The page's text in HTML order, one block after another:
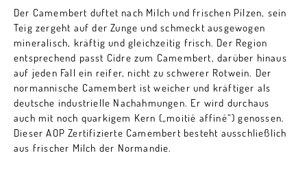
Der Camembert duftet nach Milch und frischen Pilzen, sein
Teig zergeht auf der Zunge und schmeckt ausgewogen
mineralisch, kräftig und gleichzeitig frisch. Der Region
entsprechend passt Cidre zum Camembert, darüber hinaus
auf jeden Fall ein reifer, nicht zu schwerer Rotwein. Der
normannische Camembert ist weicher und kräftiger als
deutsche industrielle Nachahmungen. Er wird durchaus
auch mit noch quarkigem Kern („moitié affiné“) genossen.
Dieser AOP Zertifizierte Camembert besteht ausschließlich
aus frischer Milch der Normandie.